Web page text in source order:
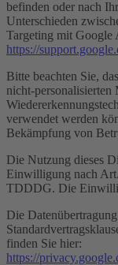
befinden oder nach
Unterschieden
Targeting mit Google
https://
Bitte beachten Sie,
nicht-personalisierten
verwendet werden
Bekämpfung von
Die Nutzung dieses
Einwilligung nach
TDDDG. Die
Die
finden Sie hier:
https://